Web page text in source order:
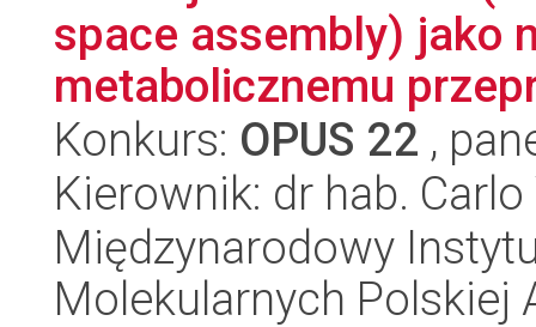
space assembly) jako
metabolicznemu
Konkurs: OPUS 22 ,
Kierownik: dr hab.
Międzynarodowy
Molekularnych Polskiej